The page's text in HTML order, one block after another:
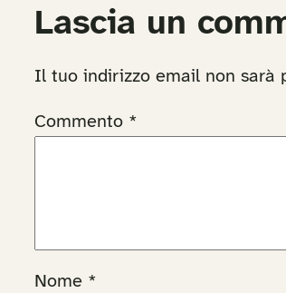
Lascia un
Il tuo indirizzo email non sarà
Commento *
Nome *